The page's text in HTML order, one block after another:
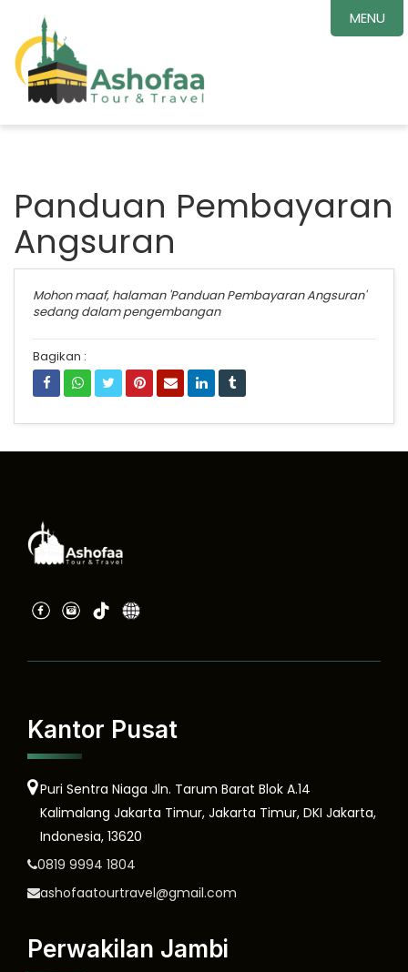
Panduan Pembayaran
Angsuran
Mohon maaf, halaman 'Panduan Pembayaran Angsuran'
sedang dalam pengembangan
Bagikan :
Kantor Pusat
Puri Sentra Niaga Jln. Tarum Barat Blok A.14
Kalimalang Jakarta Timur, Jakarta Timur, DKI Jakarta,
Indonesia, 13620
0819 9994 1804
ashofaatourtravel@gmail.com
Perwakilan Jambi
MENU